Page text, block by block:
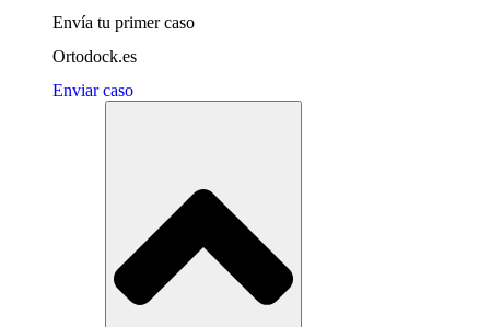
Envía tu primer caso
Ortodock.es
Enviar caso